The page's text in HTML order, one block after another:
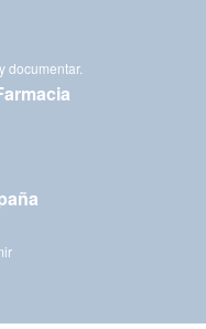
documentar.